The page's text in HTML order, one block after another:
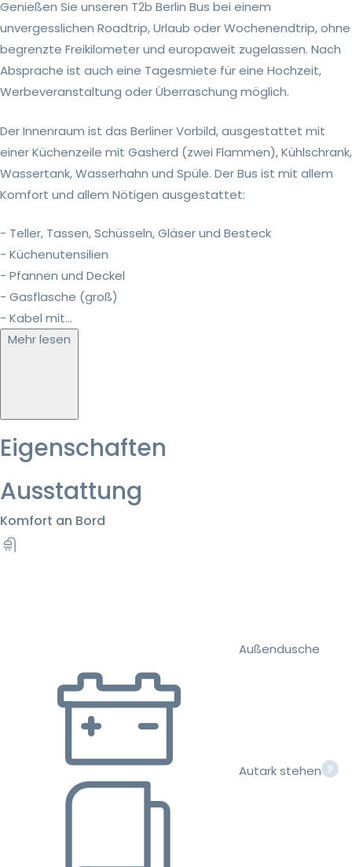
Genießen Sie unseren T2b Berlin Bus bei einem
unvergesslichen Roadtrip, Urlaub oder Wochenendtrip, ohne
begrenzte Freikilometer und europaweit zugelassen. Nach
Absprache ist auch eine Tagesmiete für eine Hochzeit,
Werbeveranstaltung oder Überraschung möglich.
Der Innenraum ist das Berliner Vorbild, ausgestattet mit
einer Küchenzeile mit Gasherd (zwei Flammen), Kühlschrank,
Wassertank, Wasserhahn und Spüle. Der Bus ist mit allem
Komfort und allem Nötigen ausgestattet:
- Teller, Tassen, Schüsseln, Gläser und Besteck
- Küchenutensilien
- Pfannen und Deckel
- Gasflasche (groß)
- Kabel mit...
Mehr lesen
Eigenschaften
Ausstattung
Komfort an Bord
Außendusche
Autark stehen